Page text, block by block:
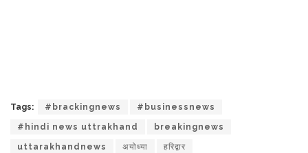
Tags: #brackingnews #businessnews
#hindi news uttrakhand breakingnews
uttarakhandnews अयोध्या हरिद्वार